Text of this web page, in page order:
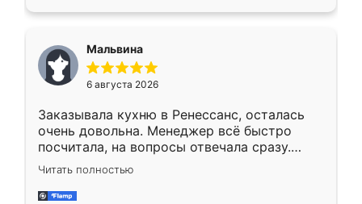
меньше, здесь же он более разнообразный.
Мне нравится ,если что-то потребуется из
мебели буду заказывать только здесь.
Мальвина
6 августа 2026
Заказывала кухню в Ренессанс, осталась
очень довольна. Менеджер всё быстро
посчитала, на вопросы отвечала сразу.
Замерщик приехал в субботу, подошёл к
делу со всей ответственностью. Собрали
за день, ребята работали аккуратно, даже
Читать полностью